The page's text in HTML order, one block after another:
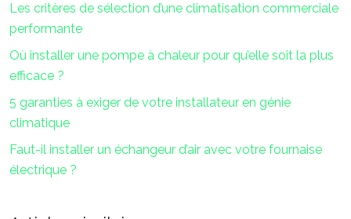
Les critères de sélection d’une climatisation commerciale
performante
Où installer une pompe à chaleur pour qu’elle soit la plus
efficace ?
5 garanties à exiger de votre installateur en génie
climatique
Faut-il installer un échangeur d’air avec votre fournaise
électrique ?